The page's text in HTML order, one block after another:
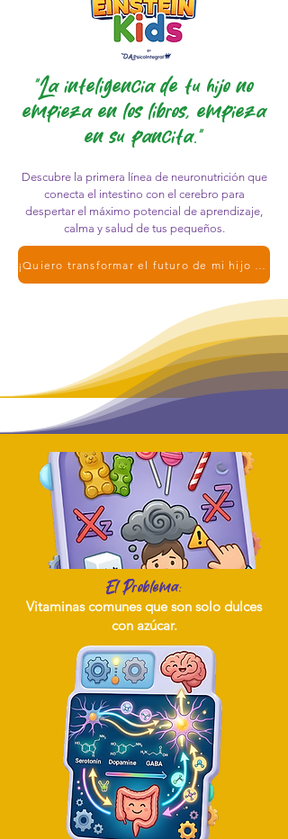
"La inteligencia de tu hijo no
empieza en los libros, empieza
en su pancita."
Descubre la primera línea de neuronutrición que
conecta el intestino con el cerebro para
despertar el máximo potencial de aprendizaje,
calma y salud de tus pequeños.
El Problema:
Vitaminas comunes que son solo dulces
con azúcar.